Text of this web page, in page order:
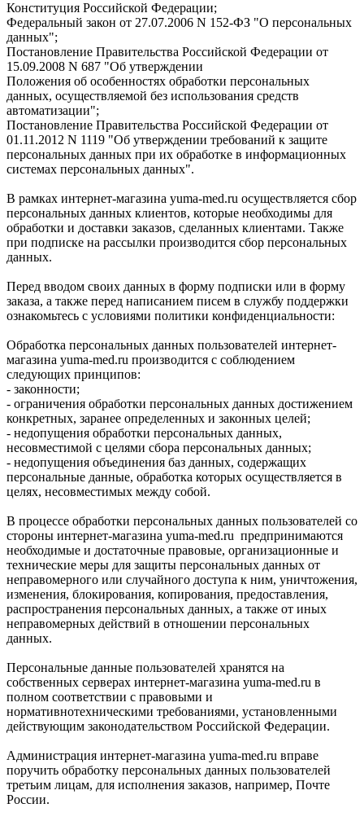
Конституция Российской Федерации;
Федеральный закон от 27.07.2006 N 152-ФЗ "О персональных
данных";
Постановление Правительства Российской Федерации от
15.09.2008 N 687 "Об утверждении
Положения об особенностях обработки персональных
данных, осуществляемой без использования средств
автоматизации";
Постановление Правительства Российской Федерации от
01.11.2012 N 1119 "Об утверждении требований к защите
персональных данных при их обработке в информационных
системах персональных данных".
В рамках интернет-магазина yuma-med.ru осуществляется сбор
персональных данных клиентов, которые необходимы для
обработки и доставки заказов, сделанных клиентами. Также
при подписке на рассылки производится сбор персональных
данных.
Перед вводом своих данных в форму подписки или в форму
заказа, а также перед написанием писем в службу поддержки
ознакомьтесь с условиями политики конфиденциальности:
Обработка персональных данных пользователей интернет-
магазина yuma-med.ru производится с соблюдением
следующих принципов:
- законности;
- ограничения обработки персональных данных достижением
конкретных, заранее определенных и законных целей;
- недопущения обработки персональных данных,
несовместимой с целями сбора персональных данных;
- недопущения объединения баз данных, содержащих
персональные данные, обработка которых осуществляется в
целях, несовместимых между собой.
В процессе обработки персональных данных пользователей со
стороны интернет-магазина yuma-med.ru предпринимаются
необходимые и достаточные правовые, организационные и
технические меры для защиты персональных данных от
неправомерного или случайного доступа к ним, уничтожения,
изменения, блокирования, копирования, предоставления,
распространения персональных данных, а также от иных
неправомерных действий в отношении персональных
данных.
Персональные данные пользователей хранятся на
собственных серверах интернет-магазина yuma-med.ru в
полном соответствии с правовыми и
нормативнотехническими требованиями, установленными
действующим законодательством Российской Федерации.
Администрация интернет-магазина yuma-med.ru вправе
поручить обработку персональных данных пользователей
третьим лицам, для исполнения заказов, например, Почте
России.